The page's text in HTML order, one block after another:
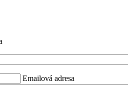
Emailová adresa